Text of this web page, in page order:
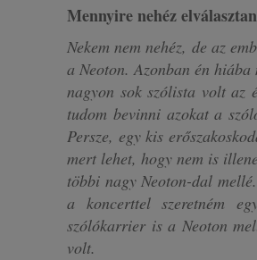
Mennyire nehéz
Nekem nem nehéz, de az
a Neoton. Azonban én
nagyon sok szólista volt az
tudom bevinni azokat a
Persze, egy kis
mert lehet, hogy nem is
többi nagy Neoton-dal
a koncerttel szeretném
szólókarrier is a Neoton
volt.